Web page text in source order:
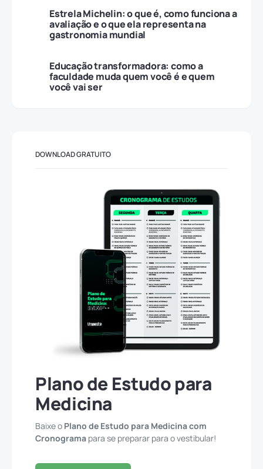
Estrela Michelin: o que é, como funciona a
avaliação e o que ela representa na
gastronomia mundial
Educação transformadora: como a
faculdade muda quem você é e quem
você vai ser
DOWNLOAD GRATUITO
Plano de Estudo para
Medicina
Baixe o Plano de Estudo para Medicina com
Cronograma para se preparar para o vestibular!